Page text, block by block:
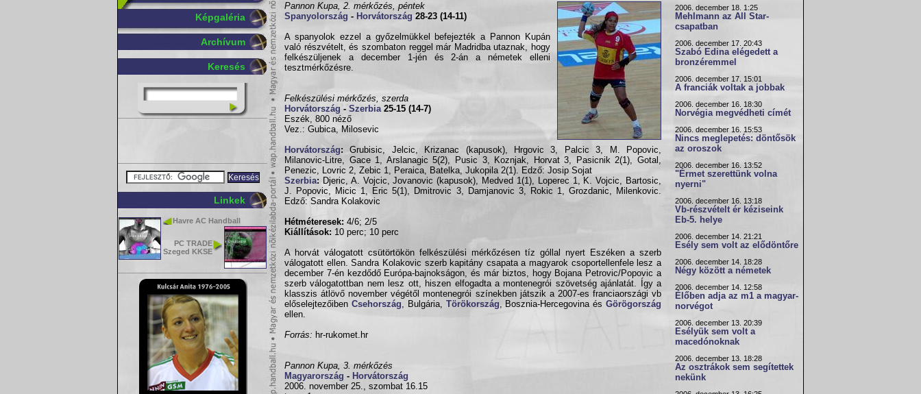
Képgaléria
Archívum
Keresés
Linkek
Havre AC Handball
PC TRADE
Szeged KKSE
Pannon Kupa, 2. mérkőzés, péntek
Spanyolország - Horvátország 28-23 (14-11)
A spanyolok ezzel a győzelmükkel befejezték a Pannon Kupán
való részvételt, és szombaton reggel már Madridba utaznak, hogy
felkészüljenek a december 1-jén és 2-án a németek elleni
tesztmérkőzésre.
Felkészülési mérkőzés, szerda
Horvátország - Szerbia 25-15 (14-7)
Eszék, 800 néző
Vez.: Gubica, Milosevic
Horvátország: Grubisic, Jelcic, Krizanac (kapusok), Hrgovic 3, Palcic 3, M. Popovic,
Milanovic-Litre, Gace 1, Arslanagic 5(2), Pusic 3, Koznjak, Horvat 3, Pasicnik 2(1), Gotal,
Penezic, Lovric 2, Zebic 1, Peraica, Batelka, Jukopila 2(1). Edző: Josip Sojat
Szerbia: Djeric, A. Vojcic, Jovanovic (kapusok), Medved 1(1), Loperec 1, K. Vojcic, Bartosic,
J. Popovic, Micic 1, Eric 5(1), Dmitrovic 3, Damjanovic 3, Rokic 1, Grozdanic, Milenkovic.
Edző: Sandra Kolakovic
Hétméteresek: 4/6; 2/5
Kiállítások: 10 perc; 10 perc
A horvát válogatott csütörtökön felkészülési mérkőzésen tíz góllal nyert Eszéken a szerb
válogatott ellen. Sandra Kolakovic szerb kapitány csapata a magyarok csoportellenfele lesz a
december 7-én kezdődő Európa-bajnokságon, és már biztos, hogy Bojana Petrovic/Popovic a
szerb válogatottban nem lesz ott, hiszen elfogadta a montenegrói szövetség ajánlatát. Így a
klasszis átlövő november végétől montenegrói színekben játszik a 2007-es franciaországi vb
előselejtezőiben Csehország , Bulgária, Törökország , Bosznia-Hercegovina ésGörögország
ellen.
Forrás: hr-rukomet.hr
Pannon Kupa, 3. mérkőzés
Magyarország - Horvátország
2006. november 25., szombat 16.15
2006. december 18. 1:25
Mehlmann az All Star-
csapatban
2006. december 17. 20:43
Szabó Edina elégedett a
bronzéremmel
2006. december 17. 15:01
A franciák voltak a jobbak
2006. december 16. 18:30
Norvégia megvédheti címét
2006. december 16. 15:53
Nincs meglepetés: döntősök
az oroszok
2006. december 16. 13:52
"Érmet szerettünk volna
nyerni"
2006. december 16. 13:18
Vb-részvételt ér kéziseink
Eb-5. helye
2006. december 14. 21:21
Esély sem volt az elődöntőre
2006. december 14. 18:28
Négy között a németek
2006. december 14. 12:58
Élőben adja az m1 a magyar-
norvégot
2006. december 13. 20:39
Esélyük sem volt a
macedónoknak
2006. december 13. 18:28
Az osztrákok sem segítettek
nekünk